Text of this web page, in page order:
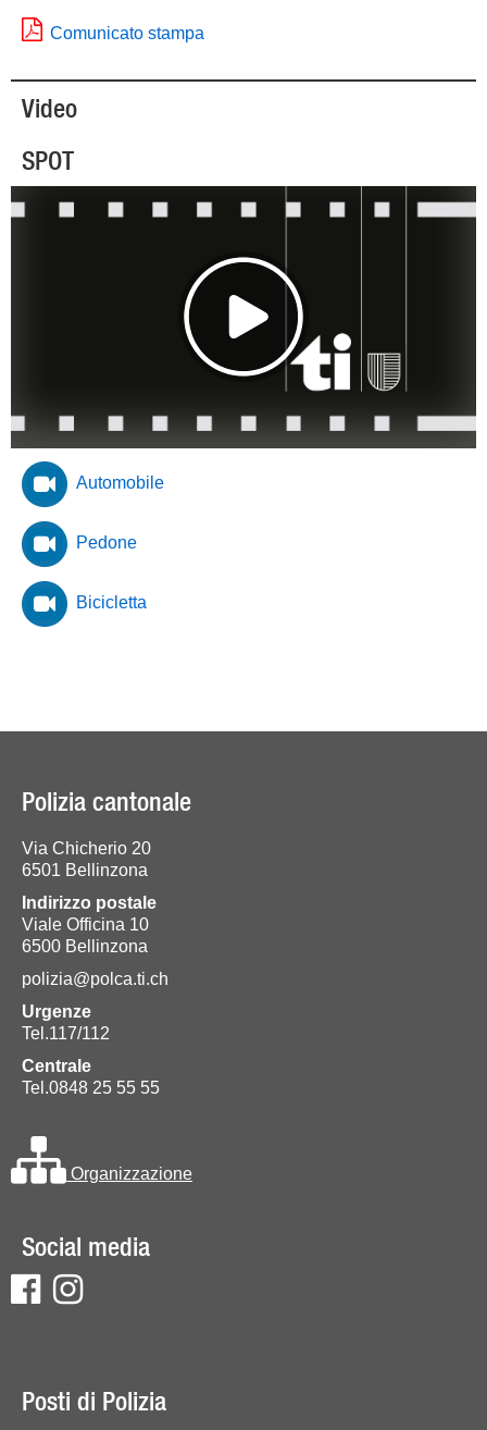
Comunicato stampa
Video
SPOT
Automobile
Pedone
Bicicletta
Polizia cantonale
Via Chicherio 20
6501 Bellinzona
Indirizzo postale
Viale Officina 10
6500 Bellinzona
polizia@polca.ti.ch
Urgenze
Tel.117/112
Centrale
Tel.0848 25 55 55
Organizzazione
Social media
Posti di Polizia